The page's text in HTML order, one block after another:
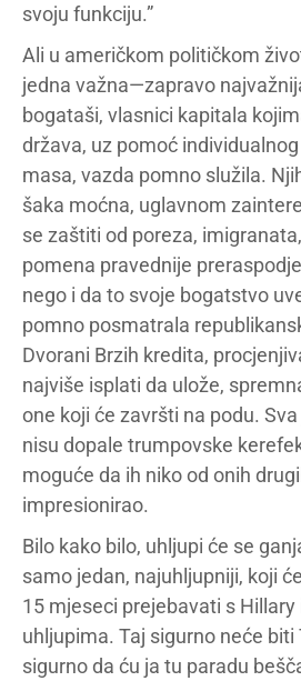
svoju funkciju.”
Ali u američkom političkom
jedna važna—zapravo
bogataši, vlasnici kapitala
država, uz pomoć
masa, vazda pomno služila.
šaka moćna, uglavnom
se zaštiti od poreza,
pomena pravednije
nego i da to svoje bogatstvo
pomno posmatrala
Dvorani Brzih kredita,
najviše isplati da ulože,
one koji će završti na podu.
nisu dopale trumpovske
moguće da ih niko od onih
impresionirao.
Bilo kako bilo, uhljupi će se
samo jedan, najuhljupniji, koji
15 mjeseci prejebavati s
uhljupima. Taj sigurno neće biti
sigurno da ću ja tu paradu